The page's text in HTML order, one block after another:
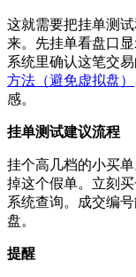
这就需要把挂单测
来。先挂单看盘口
系统里确认这笔交
方法（避免虚拟盘）
感。
挂单测试建议流程
挂个高几档的小买
掉这个假单。立刻
系统查询。成交编
盘。
提醒